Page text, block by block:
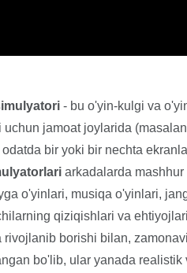
- bu o'yin-kulgi va
uchun jamoat joylarida
bir yoki bir nechta
arkadalarda
o'yinlari, musiqa o'yinlari,
qiziqishlari va
rivojlanib borishi bilan,
bo'lib, ular yanada